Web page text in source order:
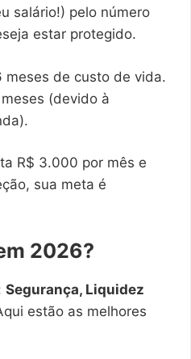
salário!) pelo número
estar protegido.
meses de custo de vida.
meses (devido à
R$ 3.000 por mês e
sua meta é
2026?
Segurança, Liquidez
estão as melhores